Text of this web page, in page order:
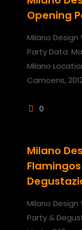
Opening
Milano Design
Party Data:
Milano
Camoens,
0
Milano
Milano Design
Party &